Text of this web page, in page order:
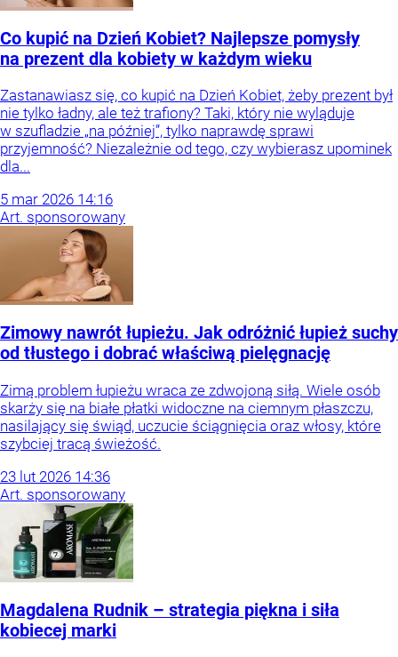
Co kupić na Dzień Kobiet? Najlepsze pomysły
na prezent dla kobiety w każdym wieku
Zastanawiasz się, co kupić na Dzień Kobiet, żeby prezent był
nie tylko ładny, ale też trafiony? Taki, który nie wyląduje
w szufladzie „na później”, tylko naprawdę sprawi
przyjemność? Niezależnie od tego, czy wybierasz upominek
dla...
5 mar 2026 14:16
Art. sponsorowany
Zimowy nawrót łupieżu. Jak odróżnić łupież suchy
od tłustego i dobrać właściwą pielęgnację
Zimą problem łupieżu wraca ze zdwojoną siłą. Wiele osób
skarży się na białe płatki widoczne na ciemnym płaszczu,
nasilający się świąd, uczucie ściągnięcia oraz włosy, które
szybciej tracą świeżość.
23 lut 2026 14:36
Art. sponsorowany
Magdalena Rudnik – strategia piękna i siła
kobiecej marki